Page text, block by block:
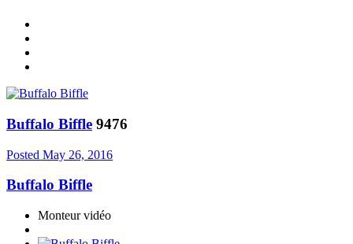
Buffalo Biffle 9476
Posted May 26, 2016
Buffalo Biffle
Monteur vidéo